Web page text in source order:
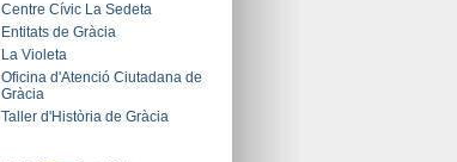
Centre Cívic La Sedeta
Entitats de Gràcia
La Violeta
Oficina d'Atenció Ciutadana de
Gràcia
Taller d'Història de Gràcia